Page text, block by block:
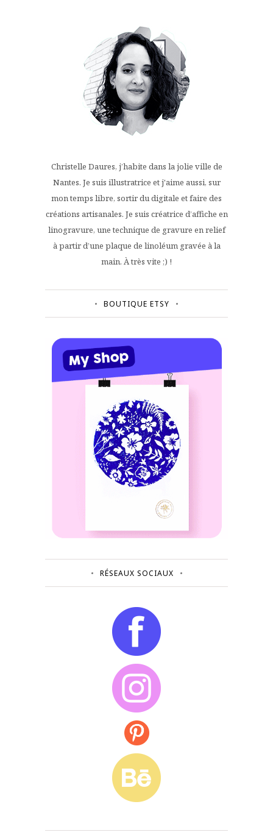
Christelle Daures, j’habite dans la jolie ville de
Nantes. Je suis illustratrice et j'aime aussi, sur
mon temps libre, sortir du digitale et faire des
créations artisanales. Je suis créatrice d’affiche en
linogravure, une technique de gravure en relief
à partir d’une plaque de linoléum gravée à la
main. À très vite ;) !
BOUTIQUE ETSY
RÉSEAUX SOCIAUX